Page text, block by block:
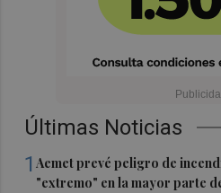
Últimas Noticias
1Aemet prevé peligro de
"extremo" en la mayor parte